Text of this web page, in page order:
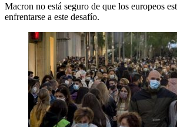
Macron no está seguro de que los europeos
enfrentarse a este desafío.